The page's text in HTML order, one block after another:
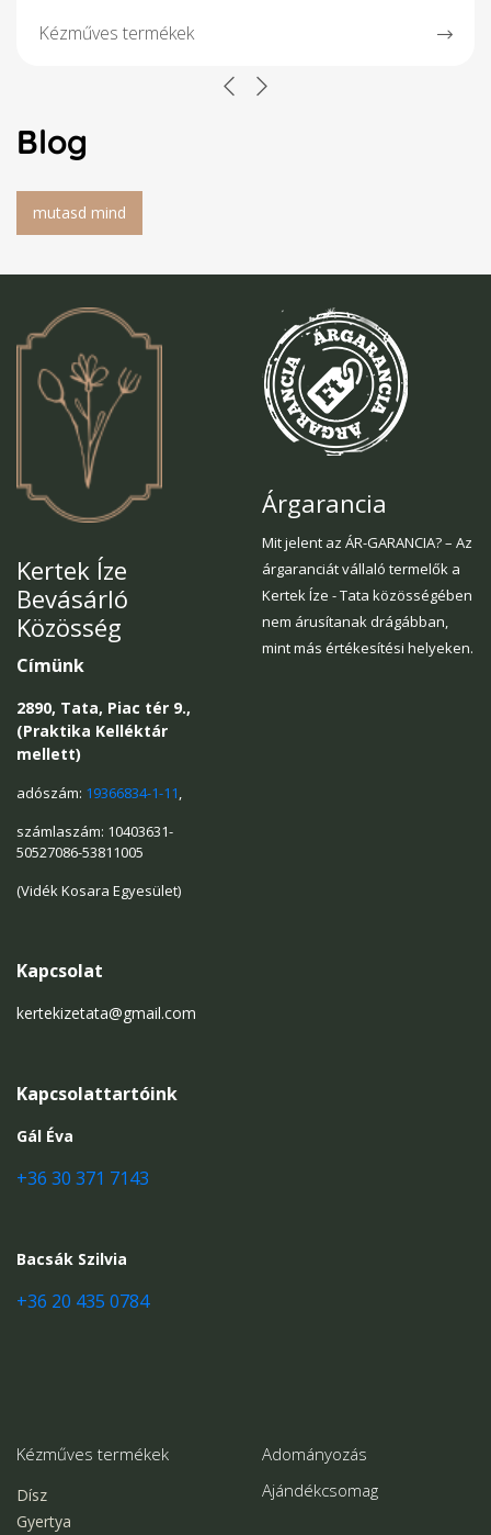
Kézműves termékek
Blog
Kertek Íze
Bevásárló
Közösség
Címünk
2890, Tata, Piac tér 9.,
(Praktika Kelléktár
mellett)
adószám: 19366834-1-11,
számlaszám: 10403631-
50527086-53811005
(Vidék Kosara Egyesület)
Kapcsolat
kertekizetata@gmail.com
Kapcsolattartóink
Gál Éva
+36 30 371 7143
Bacsák Szilvia
+36 20 435 0784
Árgarancia
Mit jelent az ÁR-GARANCIA? – Az
árgaranciát vállaló termelők a
Kertek Íze - Tata közösségében
nem árusítanak drágábban,
mint más értékesítési helyeken.
Kézműves termékek
Dísz
Gyertya
Adományozás
Ajándékcsomag